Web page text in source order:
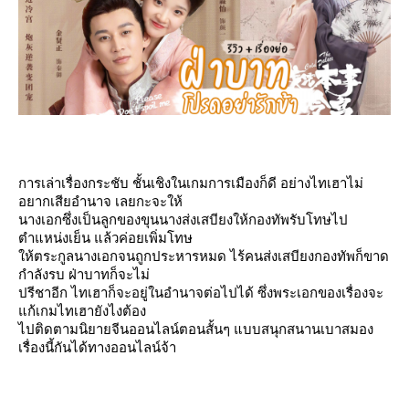
การเล่าเรื่องกระชับ ชั้นเชิงในเกมการเมืองก็ดี อย่างไทเฮาไม่
อยากเสียอำนาจ เลยกะจะให้
นางเอกซึ่งเป็นลูกของขุนนางส่งเสบียงให้กองทัพรับโทษไป
ตำแหน่งเย็น แล้วค่อยเพิ่มโทษ
ห้ตระกูลนางเอกจนถูกประหารหมด ไร้คนส่งเสบียงกองทัพก็ขาด
กำลังรบ ฝ่าบาทก็จะไม่
ปรีชาอีก ไทเฮาก็จะอยู่ในอำนาจต่อไปได้ ซึ่งพระเอกของเรื่องจะ
ก้เกมไทเฮายังไงต้อง
ไปติดตามนิยายจีนออนไลน์ตอนสั้นๆ แบบสนุกสนานเบาสมอง
เรื่องนี้กันได้ทางออนไลน์จ้า